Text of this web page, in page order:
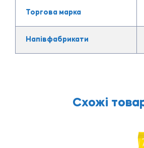
Торгова марка
Напівфабрикати
Схожі